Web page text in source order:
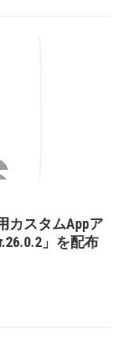
カスタムAppア
」を配布